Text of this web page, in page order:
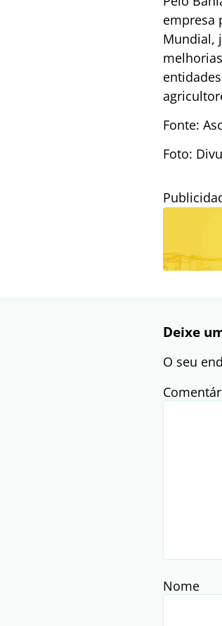
empresa
Mundial,
Fonte:
Foto:
Deixe
O seu
Nome